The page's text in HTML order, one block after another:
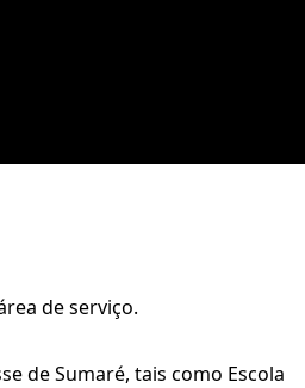
de serviço.
de Sumaré, tais como Escola